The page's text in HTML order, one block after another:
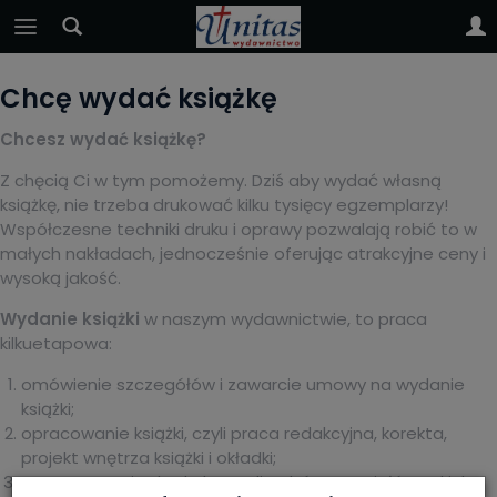
Chcę wydać książkę
Chcesz wydać książkę?
Z chęcią Ci w tym pomożemy. Dziś aby wydać własną
książkę, nie trzeba drukować kilku tysięcy egzemplarzy!
Współczesne techniki druku i oprawy pozwalają robić to w
małych nakładach, jednocześnie oferując atrakcyjne ceny i
wysoką jakość.
Wydanie książki w naszym wydawnictwie, to praca
kilkuetapowa:
omówienie szczegółów i zawarcie umowy na wydanie
książki;
opracowanie książki, czyli praca redakcyjna, korekta,
projekt wnętrza książki i okładki;
przygotowanie do druku, czyli wybór materiałów takich